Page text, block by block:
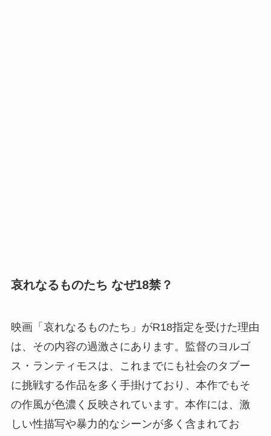
哀れなるものたち なぜ18禁？
映画「哀れなるものたち」がR18指定を受けた理由
は、その内容の過激さにあります。監督のヨルゴ
ス・ランティモスは、これまでにも社会のタブー
に挑戦する作品を多く手掛けており、本作でもそ
の作風が色濃く反映されています。本作には、激
しい性描写や暴力的なシーンが多く含まれてお